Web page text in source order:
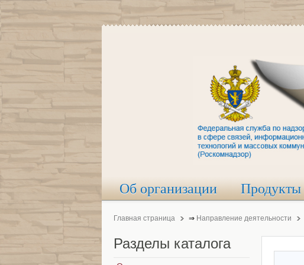
Об организации Продукты
Главная страница ⇒ Направление деятельности
Разделы каталога